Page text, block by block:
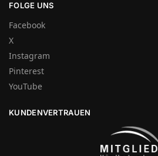
FOLGE UNS
Facebook
X
Instagram
Pinterest
YouTube
KUNDENVERTRAUEN